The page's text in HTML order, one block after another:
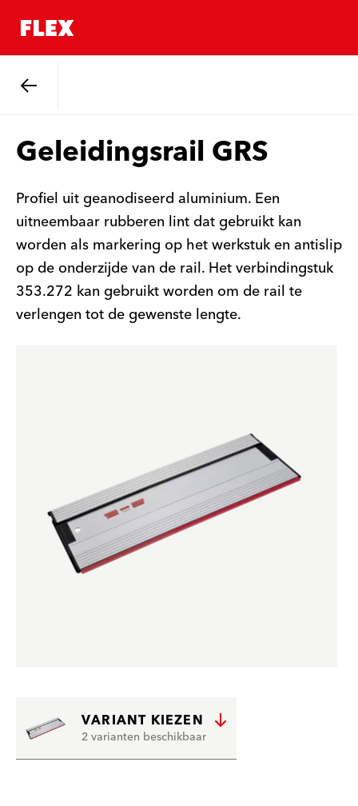
Geleidingsrail GRS
Profiel uit geanodiseerd aluminium. Een
uitneembaar rubberen lint dat gebruikt kan
worden als markering op het werkstuk en antislip
op de onderzĳde van de rail. Het verbindingstuk
353.272 kan gebruikt worden om de rail te
verlengen tot de gewenste lengte.
VARIANT KIEZEN
2 varianten beschikbaar